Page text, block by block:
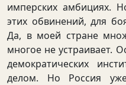
имперских амбициях.
этих обвинений, для
Да, в моей стране
многое не устраивает.
демократических
делом. Но Россия